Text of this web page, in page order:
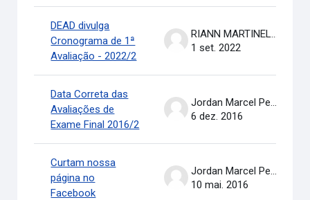
DEAD divulga
Cronograma de 1ª
Avaliação - 2022/2
RIANN MARTINELLI BATISTA
1 set. 2022
Data Correta das
Avaliações de
Exame Final 2016/2
Jordan Marcel Pereira
6 dez. 2016
Curtam nossa
página no
Facebook
Jordan Marcel Pereira
10 mai. 2016